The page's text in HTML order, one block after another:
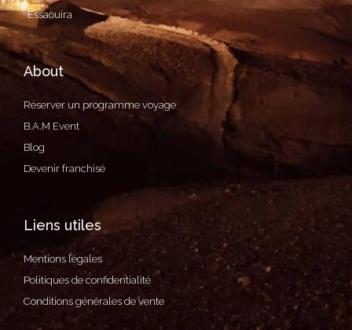
Essaouira
About
Réserver un programme voyage
B.A.M Event
Blog
Devenir franchisé
Liens utiles
Mentions légales
Politiques de confidentialité
Conditions générales de vente